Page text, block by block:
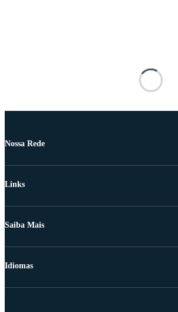
Nossa Rede
Links
Saiba Mais
Idiomas